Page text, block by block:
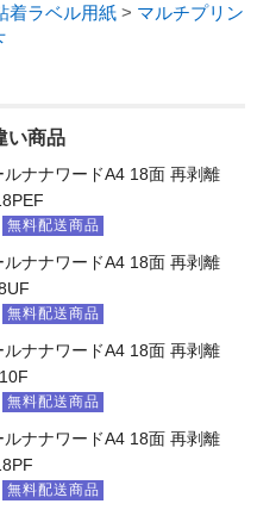
着ラベル用紙 > マルチプリン
い商品
ルナナワードA4 18面 再剥離
無料配送商品
ルナナワードA4 18面 再剥離
無料配送商品
ルナナワードA4 18面 再剥離
無料配送商品
ルナナワードA4 18面 再剥離
無料配送商品